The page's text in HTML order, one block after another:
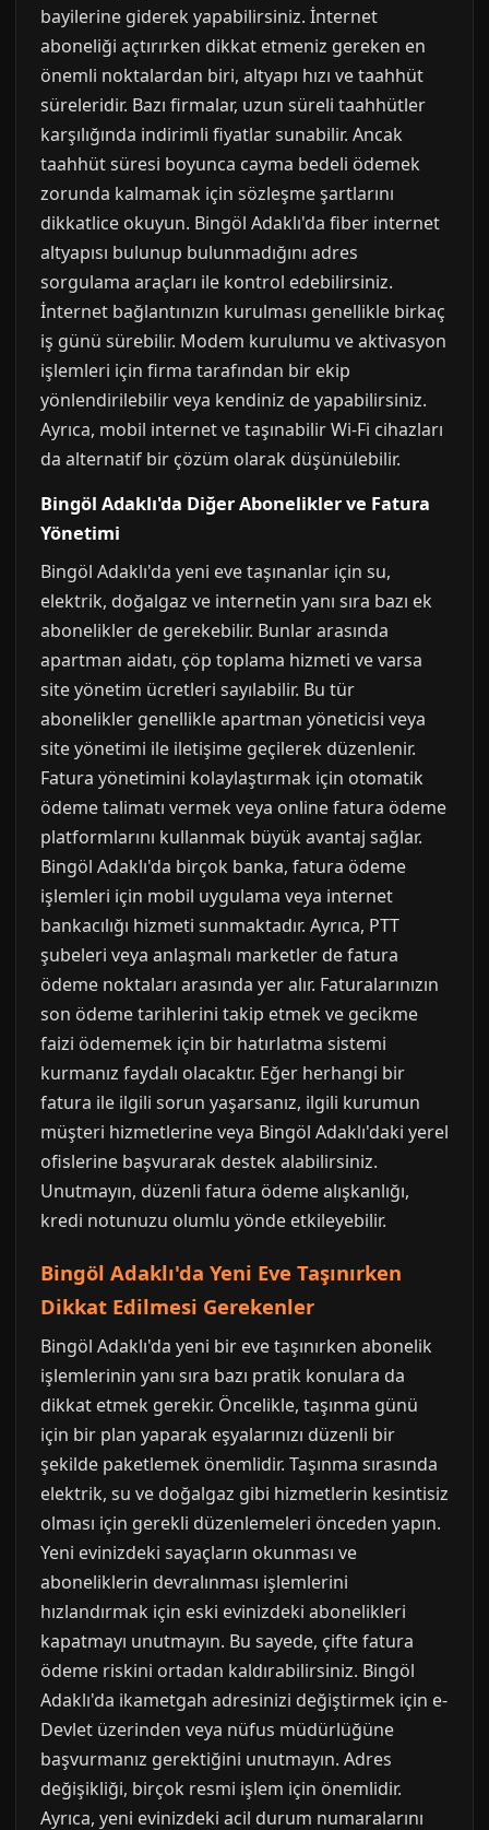
bayilerine giderek yapabilirsiniz. İnternet
aboneliği açtırırken dikkat etmeniz gereken en
önemli noktalardan biri, altyapı hızı ve taahhüt
süreleridir. Bazı firmalar, uzun süreli taahhütler
karşılığında indirimli fiyatlar sunabilir. Ancak
taahhüt süresi boyunca cayma bedeli ödemek
zorunda kalmamak için sözleşme şartlarını
dikkatlice okuyun. Bingöl Adaklı'da fiber internet
altyapısı bulunup bulunmadığını adres
sorgulama araçları ile kontrol edebilirsiniz.
İnternet bağlantınızın kurulması genellikle birkaç
iş günü sürebilir. Modem kurulumu ve aktivasyon
işlemleri için firma tarafından bir ekip
yönlendirilebilir veya kendiniz de yapabilirsiniz.
Ayrıca, mobil internet ve taşınabilir Wi-Fi cihazları
da alternatif bir çözüm olarak düşünülebilir.
Bingöl Adaklı'da Diğer Abonelikler ve Fatura
Yönetimi
Bingöl Adaklı'da yeni eve taşınanlar için su,
elektrik, doğalgaz ve internetin yanı sıra bazı ek
abonelikler de gerekebilir. Bunlar arasında
apartman aidatı, çöp toplama hizmeti ve varsa
site yönetim ücretleri sayılabilir. Bu tür
abonelikler genellikle apartman yöneticisi veya
site yönetimi ile iletişime geçilerek düzenlenir.
Fatura yönetimini kolaylaştırmak için otomatik
ödeme talimatı vermek veya online fatura ödeme
platformlarını kullanmak büyük avantaj sağlar.
Bingöl Adaklı'da birçok banka, fatura ödeme
işlemleri için mobil uygulama veya internet
bankacılığı hizmeti sunmaktadır. Ayrıca, PTT
şubeleri veya anlaşmalı marketler de fatura
ödeme noktaları arasında yer alır. Faturalarınızın
son ödeme tarihlerini takip etmek ve gecikme
faizi ödememek için bir hatırlatma sistemi
kurmanız faydalı olacaktır. Eğer herhangi bir
fatura ile ilgili sorun yaşarsanız, ilgili kurumun
müşteri hizmetlerine veya Bingöl Adaklı'daki yerel
ofislerine başvurarak destek alabilirsiniz.
Unutmayın, düzenli fatura ödeme alışkanlığı,
kredi notunuzu olumlu yönde etkileyebilir.
Bingöl Adaklı'da Yeni Eve Taşınırken
Dikkat Edilmesi Gerekenler
Bingöl Adaklı'da yeni bir eve taşınırken abonelik
işlemlerinin yanı sıra bazı pratik konulara da
dikkat etmek gerekir. Öncelikle, taşınma günü
için bir plan yaparak eşyalarınızı düzenli bir
şekilde paketlemek önemlidir. Taşınma sırasında
elektrik, su ve doğalgaz gibi hizmetlerin kesintisiz
olması için gerekli düzenlemeleri önceden yapın.
Yeni evinizdeki sayaçların okunması ve
aboneliklerin devralınması işlemlerini
hızlandırmak için eski evinizdeki abonelikleri
kapatmayı unutmayın. Bu sayede, çifte fatura
ödeme riskini ortadan kaldırabilirsiniz. Bingöl
Adaklı'da ikametgah adresinizi değiştirmek için e-
Devlet üzerinden veya nüfus müdürlüğüne
başvurmanız gerektiğini unutmayın. Adres
değişikliği, birçok resmi işlem için önemlidir.
Ayrıca, yeni evinizdeki acil durum numaralarını